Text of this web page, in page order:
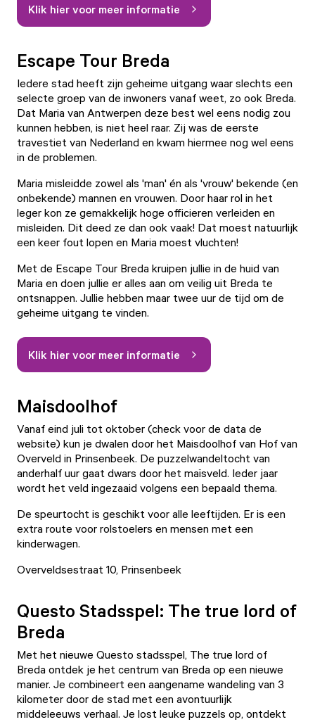
Klik hier voor meer informatie
Escape Tour Breda
Iedere stad heeft zijn geheime uitgang waar slechts een
selecte groep van de inwoners vanaf weet, zo ook Breda.
Dat Maria van Antwerpen deze best wel eens nodig zou
kunnen hebben, is niet heel raar. Zij was de eerste
travestiet van Nederland en kwam hiermee nog wel eens
in de problemen.
Maria misleidde zowel als 'man' én als 'vrouw' bekende (en
onbekende) mannen en vrouwen. Door haar rol in het
leger kon ze gemakkelijk hoge officieren verleiden en
misleiden. Dit deed ze dan ook vaak! Dat moest natuurlijk
een keer fout lopen en Maria moest vluchten!
Met de Escape Tour Breda kruipen jullie in de huid van
Maria en doen jullie er alles aan om veilig uit Breda te
ontsnappen. Jullie hebben maar twee uur de tijd om de
geheime uitgang te vinden.
Klik hier voor meer informatie
Maisdoolhof
Vanaf eind juli tot oktober (check voor de data de
website) kun je dwalen door het Maisdoolhof van Hof van
Overveld in Prinsenbeek. De puzzelwandeltocht van
anderhalf uur gaat dwars door het maïsveld. Ieder jaar
wordt het veld ingezaaid volgens een bepaald thema.
De speurtocht is geschikt voor alle leeftijden. Er is een
extra route voor rolstoelers en mensen met een
kinderwagen.
Overveldsestraat 10, Prinsenbeek
Questo Stadsspel: The true lord of
Breda
Met het nieuwe Questo stadsspel, The true lord of
Breda ontdek je het centrum van Breda op een nieuwe
manier. Je combineert een aangename wandeling van 3
kilometer door de stad met een avontuurlijk
middeleeuws verhaal. Je lost leuke puzzels op, ontdekt